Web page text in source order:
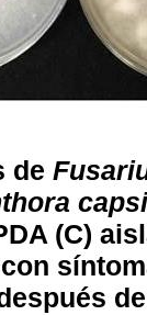
de
(C)